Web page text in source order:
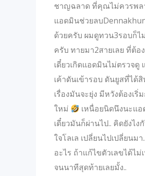
ชาญฉลาด ที่คุณไม่ควรพล
แอดมินช่วยลบ
ด้วยครับ ผมดูทวน3รอบก็
ครับ ทายมา2สายเลย ที่ต้อ
เดี๋ยวเกิดแอดมินไม่ตรวจดู
เค้าดันเข้ารอบ ดันยูสที่ได้
เรื่องมันจะยุ่ง มีหวังต้องเริ่
ใหม่
เหนื่อยนิดนึงนะแ
เดี๋ยวมันก็ผ่านไป.. คิดยังไง
ใจโลเล เปลี่ยนไปเปลี่ยนมา
อะไร ถ้าแก้ไขตัวเลขได้ไม่
จนนาทีสุดท้ายเลยมั้ง..